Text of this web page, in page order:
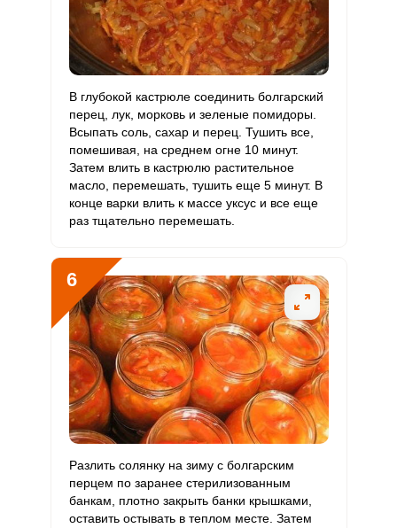
Цинк 8.6 мг 12 мг 3.9 71.4
Бор 2365 мкг 1200 мкг 10.8 197.1
Ванадий 411 мкг 20 мкг 112.5 2055
Молибден 169.3 мкг 70 мкг 13.2 241.8
В глубокой кастрюле соединить болгарский
перец, лук, морковь и зеленые помидоры.
Всыпать соль, сахар и перец. Тушить все,
помешивая, на среднем огне 10 минут.
Затем влить в кастрюлю растительное
масло, перемешать, тушить еще 5 минут. В
конце варки влить к массе уксус и все еще
раз тщательно перемешать.
6
Разлить солянку на зиму с болгарским
перцем по заранее стерилизованным
банкам, плотно закрыть банки крышками,
оставить остывать в теплом месте. Затем